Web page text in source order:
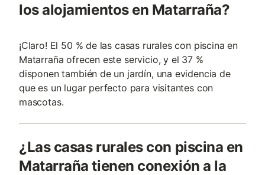
los alojamientos en Matarraña?
¡Claro! El 50 % de las casas rurales con piscina en
Matarraña ofrecen este servicio, y el 37 %
disponen también de un jardín, una evidencia de
que es un lugar perfecto para visitantes con
mascotas.
¿Las casas rurales con piscina en
Matarraña tienen conexión a la